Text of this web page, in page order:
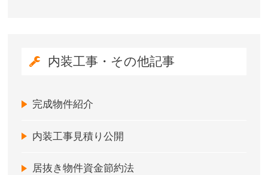
内装工事・その他記事
完成物件紹介
内装工事見積り公開
居抜き物件資金節約法